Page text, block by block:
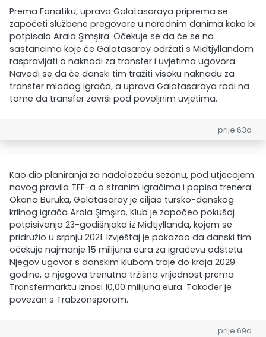
Prema Fanatiku, uprava Galatasaraya priprema se
započeti službene pregovore u narednim danima kako bi
potpisala Arala Şimşira. Očekuje se da će se na
sastancima koje će Galatasaray održati s Midtjyllandom
raspravljati o naknadi za transfer i uvjetima ugovora.
Navodi se da će danski tim tražiti visoku naknadu za
transfer mladog igrača, a uprava Galatasaraya radi na
tome da transfer završi pod povoljnim uvjetima.
prije 63d
Kao dio planiranja za nadolazeću sezonu, pod utjecajem
novog pravila TFF-a o stranim igračima i popisa trenera
Okana Buruka, Galatasaray je ciljao tursko-danskog
krilnog igrača Arala Şimşira. Klub je započeo pokušaj
potpisivanja 23-godišnjaka iz Midtjyllanda, kojem se
pridružio u srpnju 2021. Izvještaj je pokazao da danski tim
očekuje najmanje 15 milijuna eura za igračevu odštetu.
Njegov ugovor s danskim klubom traje do kraja 2029.
godine, a njegova trenutna tržišna vrijednost prema
Transfermarktu iznosi 10,00 milijuna eura. Također je
povezan s Trabzonsporom.
prije 69d